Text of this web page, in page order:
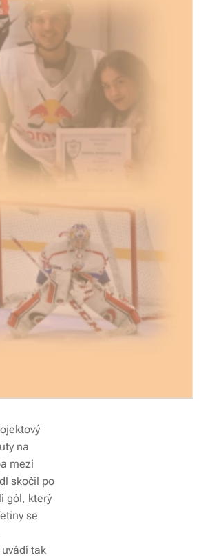
na
mezi
skočil po
gól, který
se
tak